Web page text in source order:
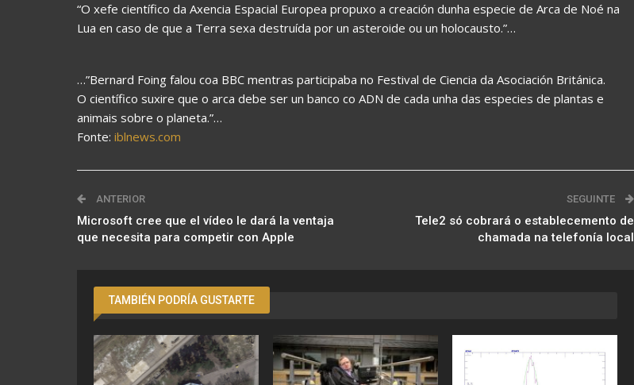
“O xefe científico da Axencia Espacial Europea propuxo a creación dunha especie de Arca de Noé na
Lua en caso de que a Terra sexa destruída por un asteroide ou un holocausto.”…
…”Bernard Foing falou coa BBC mentras participaba no Festival de Ciencia da Asociación Británica.
O científico suxire que o arca debe ser un banco co ADN de cada unha das especies de plantas e
animais sobre o planeta.”…
Fonte: iblnews.com
ANTERIOR
Microsoft cree que el vídeo le dará la ventaja
que necesita para competir con Apple
SEGUINTE
Tele2 só cobrará o establecemento de
chamada na telefonía local
TAMBIÉN PODRÍA GUSTARTE